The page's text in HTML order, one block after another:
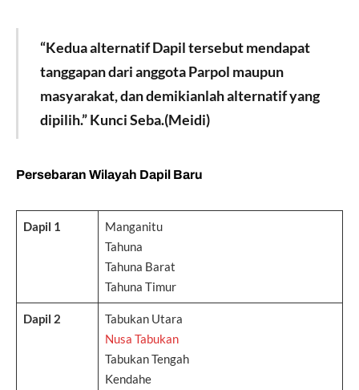
“Kedua alternatif Dapil tersebut mendapat
tanggapan dari anggota Parpol maupun
masyarakat, dan demikianlah alternatif yang
dipilih.” Kunci Seba.(Meidi)
Persebaran Wilayah Dapil Baru
Dapil 1
Manganitu
Tahuna
Tahuna Barat
Tahuna Timur
Dapil 2
Tabukan Utara
Nusa Tabukan
Tabukan Tengah
Kendahe